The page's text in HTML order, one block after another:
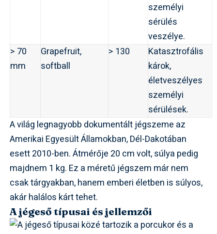
személyi
sérülés
veszélye.
> 70
mm
Grapefruit,
softball
> 130
Katasztrofális
károk,
életveszélyes
személyi
sérülések.
A világ legnagyobb dokumentált jégszeme az
Amerikai Egyesült Államokban, Dél-Dakotában
esett 2010-ben. Átmérője 20 cm volt, súlya pedig
majdnem 1 kg. Ez a méretű jégszem már nem
csak tárgyakban, hanem emberi életben is súlyos,
akár halálos kárt tehet.
A jégeső típusai és jellemzői